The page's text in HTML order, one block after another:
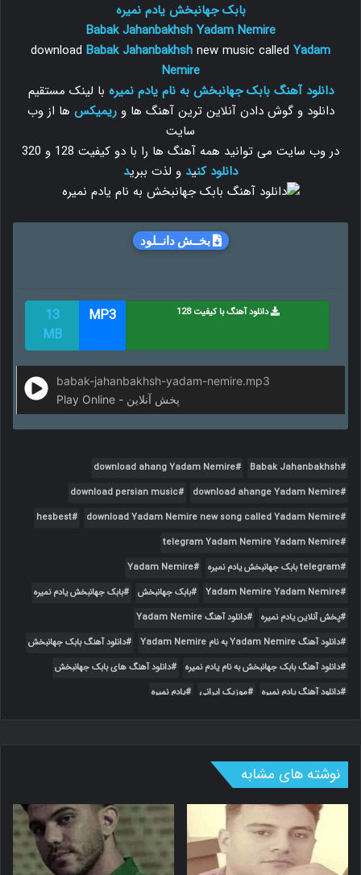
بابک جهانبخش یادم نمیره
Babak Jahanbakhsh Yadam Nemire
download Babak Jahanbakhsh new music called Yadam
Nemire
دانلود آهنگ بابک جهانبخش به نام یادم نمیره با لینک مستقیم
دانلود و گوش دادن آنلاین ترین آهنگ ها وریمیکس ها از وب
سایت
در وب سایت می توانید همه آهنگ ها را با دو کیفیت 128 و 320
دانلود کنید و لذت ببرید
بخــش دانــلود
دانلود آهنگ با کیفیت 128 MP3
13
MB
babak-jahanbakhsh-yadam-nemire.mp3
Play Online - پخش آنلاین
Babak Jahanbakhsh
download ahang Yadam Nemire
download ahange Yadam Nemire
download persian music
download Yadam Nemire new song called Yadam Nemire
hesbest
telegram Yadam Nemire Yadam Nemire
telegram بابک جهانبخش یادم نمیره
Yadam Nemire
Yadam Nemire Yadam Nemire
بابک جهانبخش
بابک جهانبخش یادم نمیره
پخش آنلاین یادم نمیره
دانلود آهنگ Yadam Nemire
دانلود آهنگ Yadam Nemire به نام Yadam Nemire
دانلود آهنگ بابک جهانبخش
دانلود آهنگ بابک جهانبخش به نام یادم نمیره
دانلود آهنگ های بابک جهانبخش
دانلود آهنگ یادم نمیره
موزیک ایرانی یادم نمیره
نوشته های مشابه